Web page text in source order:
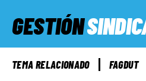
GESTIÓN
ACTUALIDAD
TEMA RELACIONADO FAGDUT